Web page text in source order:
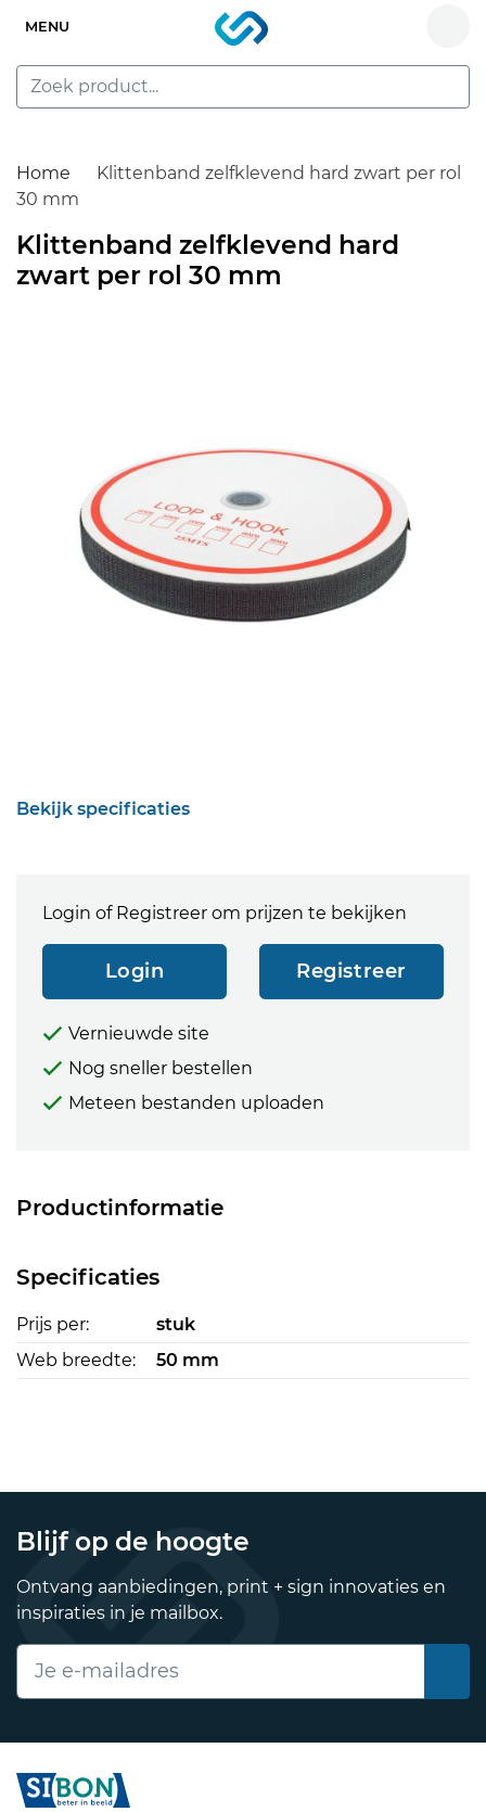
MENU
Home
Klittenband zelfklevend hard zwart per rol
30 mm
Productinformatie
Specificaties
Prijs per:
stuk
Web breedte:
50 mm
Klittenband zelfklevend hard
zwart per rol 30 mm
Bekijk specificaties
Login of Registreer om prijzen te bekijken
Login Registreer
Vernieuwde site
Nog sneller bestellen
Meteen bestanden uploaden
Blijf op de hoogte
Ontvang aanbiedingen, print + sign innovaties en
inspiraties in je mailbox.
E-mailadres